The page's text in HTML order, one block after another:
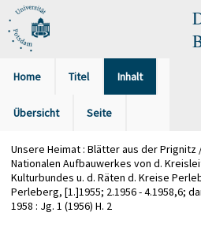
Home Titel Inhalt
Übersicht Seite
Unsere Heimat : Blätter aus der Prignitz
Nationalen Aufbauwerkes von d.
Kulturbundes u. d. Räten d. Kreise
Perleberg, [1.]1955; 2.1956 - 4.1958,6;
1958 : Jg. 1 (1956) H. 2